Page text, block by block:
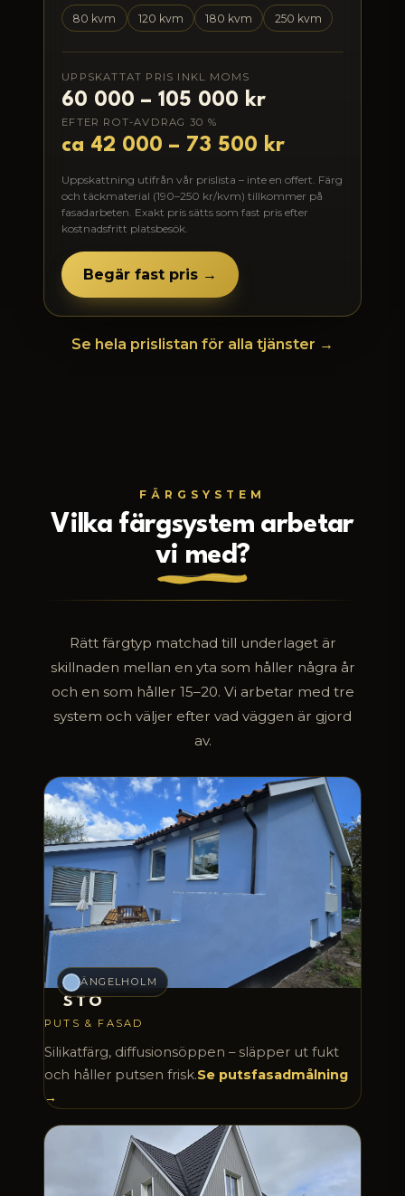
80 kvm 120 kvm 180 kvm 250 kvm
UPPSKATTAT PRIS INKL MOMS
60 000 – 105 000 kr
EFTER ROT-AVDRAG 30 %
ca 42 000 – 73 500 kr
Uppskattning utifrån vår prislista – inte en offert. Färg
och täckmaterial (190–250 kr/kvm) tillkommer på
fasadarbeten. Exakt pris sätts som fast pris efter
kostnadsfritt platsbesök.
Begär fast pris →
Se hela prislistan för alla tjänster →
FÄRGSYSTEM
Vilka färgsystem arbetar
vi med?
Rätt färgtyp matchad till underlaget är
skillnaden mellan en yta som håller några år
och en som håller 15–20. Vi arbetar med tre
system och väljer efter vad väggen är gjord
av.
ÄNGELHOLM
STO
PUTS & FASAD
Silikatfärg, diffusionsöppen – släpper ut fukt
och håller putsen frisk.Se putsfasadmålning